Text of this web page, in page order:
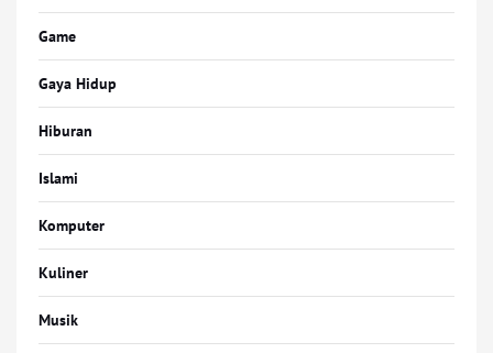
Game
Gaya Hidup
Hiburan
Islami
Komputer
Kuliner
Musik